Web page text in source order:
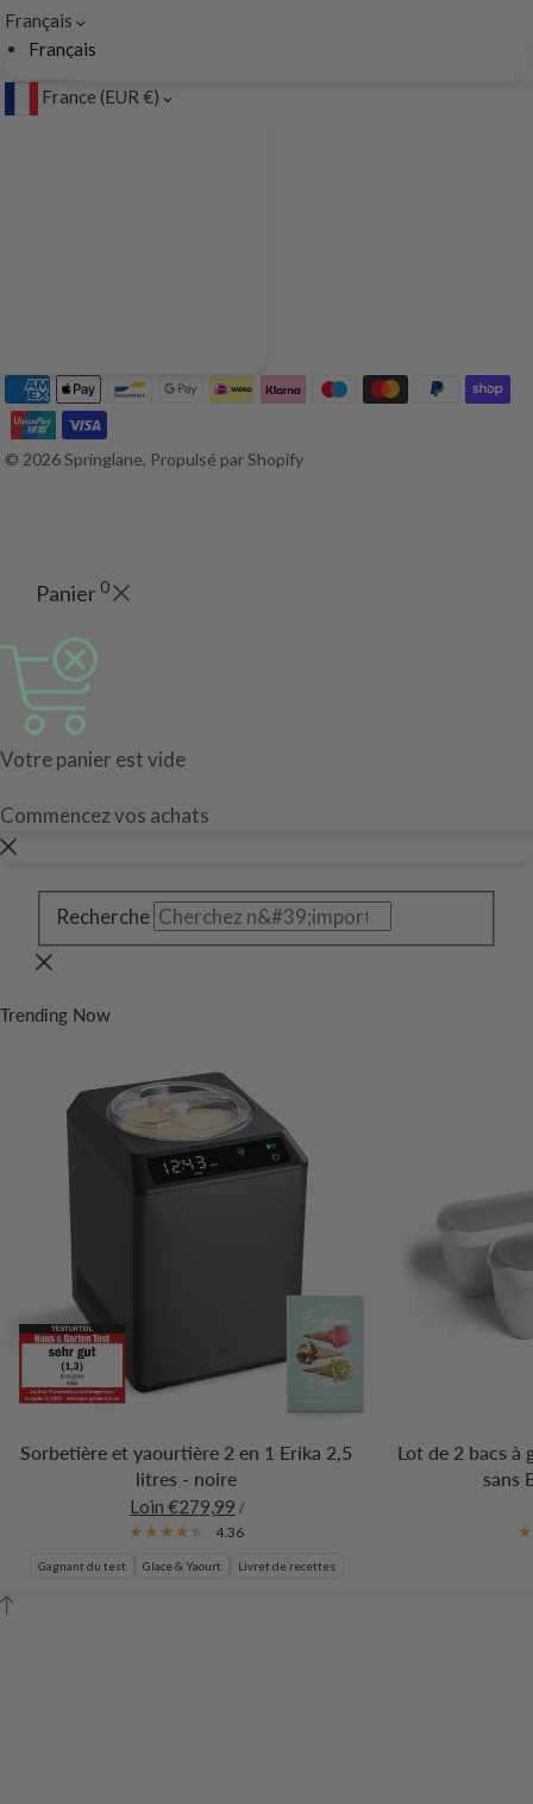
Français
Français
France (EUR €)
© 2026 Springlane, Propulsé par Shopify
Panier 0
Votre panier est vide
Commencez vos achats
Recherche
Trending Now
Sorbetière et yaourtière 2 en 1 Erika 2,5
litres - noire
Loin €279,99 /
4.36
Gagnant du test Glace & Yaourt Livret de recettes
Lot de 2 bacs à
sans